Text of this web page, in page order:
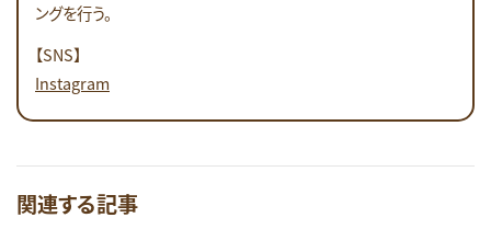
ングを行う。
【SNS】
Instagram
関連する記事